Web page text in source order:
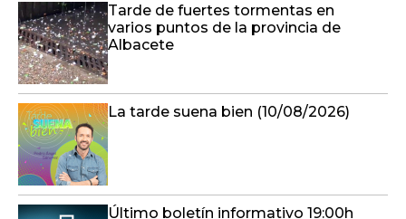
Tarde de fuertes tormentas en
varios puntos de la provincia de
Albacete
La tarde suena bien (10/08/2026)
Último boletín informativo 19:00h